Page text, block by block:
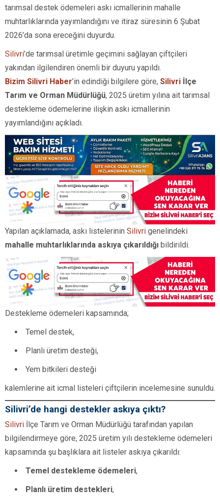
tarımsal destek ödemeleri askı icmallerinin mahalle
muhtarlıklarında yayımlandığını ve itiraz süresinin 6 Şubat
2026’da sona ereceğini duyurdu.
Silivri’de tarımsal üretimle geçimini sağlayan çiftçileri
yakından ilgilendiren önemli bir duyuru yapıldı.
Bizim Silivri Haber’in edindiği bilgilere göre, Silivri İlçe
Tarım ve Orman Müdürlüğü, 2025 üretim yılına ait tarımsal
destekleme ödemelerine ilişkin askı icmallerinin
yayımlandığını açıkladı.
Yapılan açıklamada, askı listelerinin Silivri genelindeki
mahalle muhtarlıklarında askıya çıkarıldığı bildirildi.
Destekleme ödemeleri kapsamında;
Temel destek,
Planlı üretim desteği,
Yem bitkileri desteği
kalemlerine ait icmal listeleri çiftçilerin incelemesine sunuldu.
Silivri’de hangi destekler askıya çıktı?
Silivri İlçe Tarım ve Orman Müdürlüğü tarafından yapılan
bilgilendirmeye göre, 2025 üretim yılı destekleme ödemeleri
kapsamında şu başlıklara ait listeler askıya çıkarıldı:
Temel destekleme ödemeleri,
Planlı üretim destekleri,